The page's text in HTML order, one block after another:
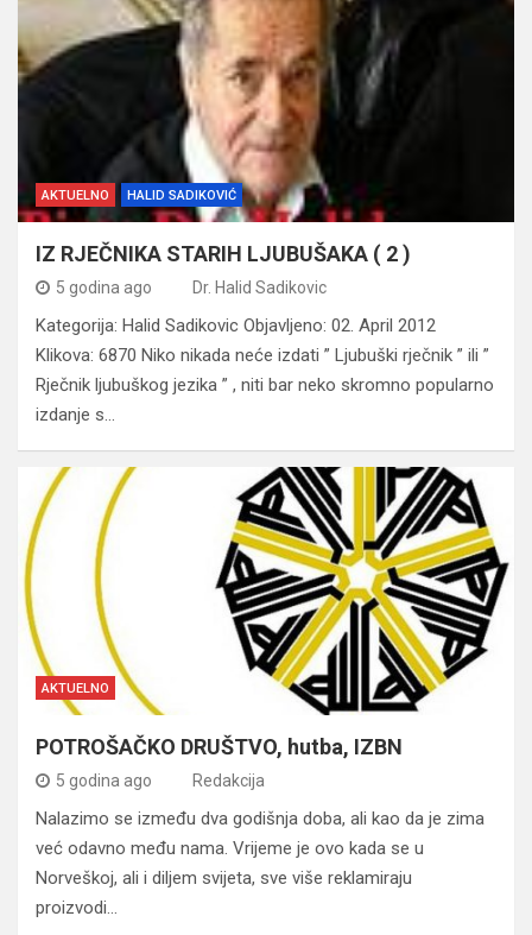
AKTUELNO HALID SADIKOVIĆ
IZ RJEČNIKA STARIH LJUBUŠAKA ( 2 )
5 godina ago Dr. Halid Sadikovic
Kategorija: Halid Sadikovic Objavljeno: 02. April 2012
Klikova: 6870 Niko nikada neće izdati ” Ljubuški rječnik ” ili ”
Rječnik ljubuškog jezika ” , niti bar neko skromno popularno
izdanje s…
AKTUELNO
POTROŠAČKO DRUŠTVO, hutba, IZBN
5 godina ago Redakcija
Nalazimo se između dva godišnja doba, ali kao da je zima
već odavno među nama. Vrijeme je ovo kada se u
Norveškoj, ali i diljem svijeta, sve više reklamiraju
proizvodi…